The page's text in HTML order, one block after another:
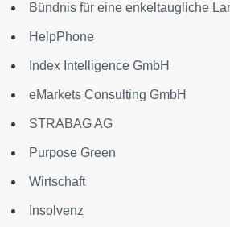
Bündnis für eine enkeltaugliche
HelpPhone
Index Intelligence GmbH
eMarkets Consulting GmbH
STRABAG AG
Purpose Green
Wirtschaft
Insolvenz